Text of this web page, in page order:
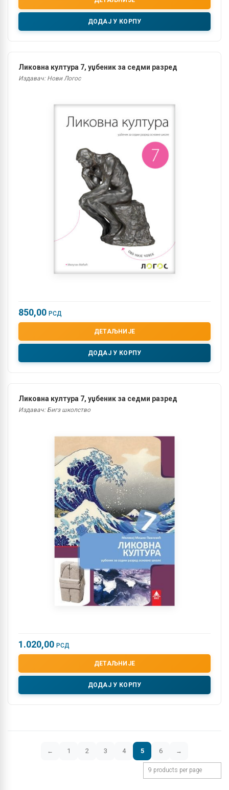
ДОДАЈ У КОРПУ
Ликовна култура 7, уџбеник за седми разред
Издавач: Нови Логос
850,00 РСД
ДЕТАЉНИЈЕ
ДОДАЈ У КОРПУ
Ликовна култура 7, уџбеник за седми разред
Издавач: Бигз школство
1.020,00 РСД
ДЕТАЉНИЈЕ
ДОДАЈ У КОРПУ
← 1 2 3 4 5 6 →